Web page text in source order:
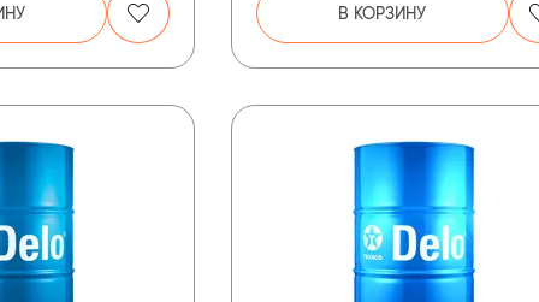
В КОРЗИНУ